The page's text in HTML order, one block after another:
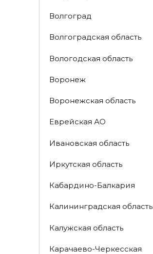
Волгоград
Волгоградская область
Вологодская область
Воронеж
Воронежская область
Еврейская АО
Ивановская область
Иркутская область
Кабардино-Балкария
Калининградская область
Калужская область
Карачаево-Черкесская